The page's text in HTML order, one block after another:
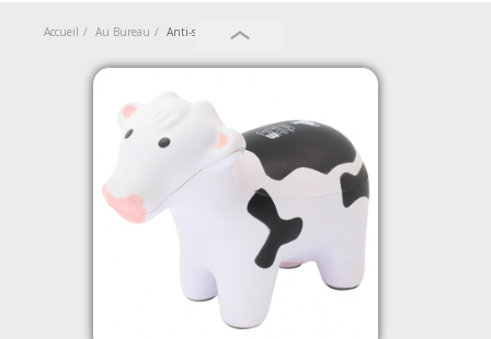
Bagageries & Sacs
Vêtements de Travail
Accueil Au Bureau Anti-stress